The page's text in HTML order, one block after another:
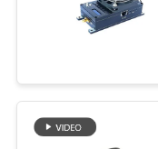
সাইট
ম্যাপ
আইপি